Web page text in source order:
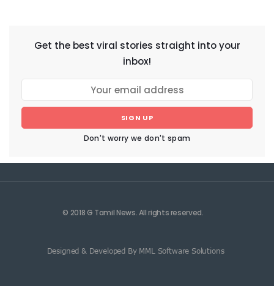
Get the best viral stories straight into your
inbox!
SIGN UP
Don't worry we don't spam
© 2018 G Tamil News. All rights reserved.
Designed & Developed By MML Software Solutions